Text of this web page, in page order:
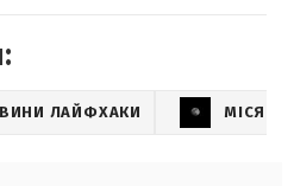
ЛАЙФХАКИ